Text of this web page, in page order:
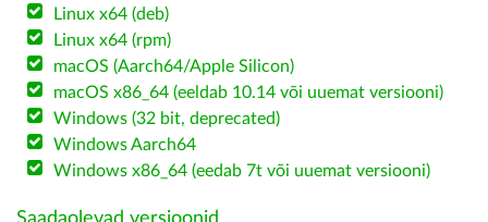
Linux x64 (deb)
Linux x64 (rpm)
macOS (Aarch64/Apple Silicon)
macOS x86_64 (eeldab 10.14 või uuemat versiooni)
Windows (32 bit, deprecated)
Windows Aarch64
Windows x86_64 (eedab 7t või uuemat versiooni)